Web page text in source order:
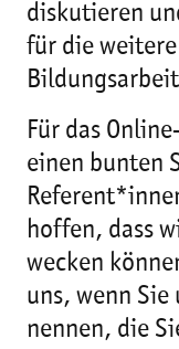
diskutieren
für die
Für das
einen bunten
hoffen, dass
wecken
uns, wenn Sie
nennen, die